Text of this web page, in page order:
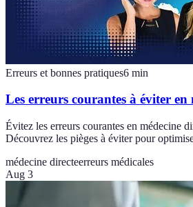
Erreurs et bonnes pratiques6 min
Les erreurs courantes à éviter en
Évitez les erreurs courantes en médecine
Découvrez les pièges à éviter pour
médecine directeerreurs médicales
Aug 3